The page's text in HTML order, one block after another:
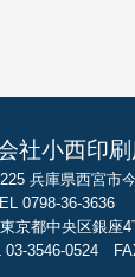
社小西印
兵庫県西宮市
0798-36-3636
京都中央区銀座
03-3546-0524